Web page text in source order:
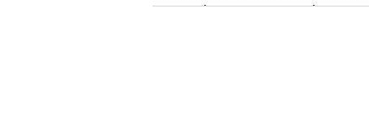
Estado Islámico
Ruanda Sudán del Sur